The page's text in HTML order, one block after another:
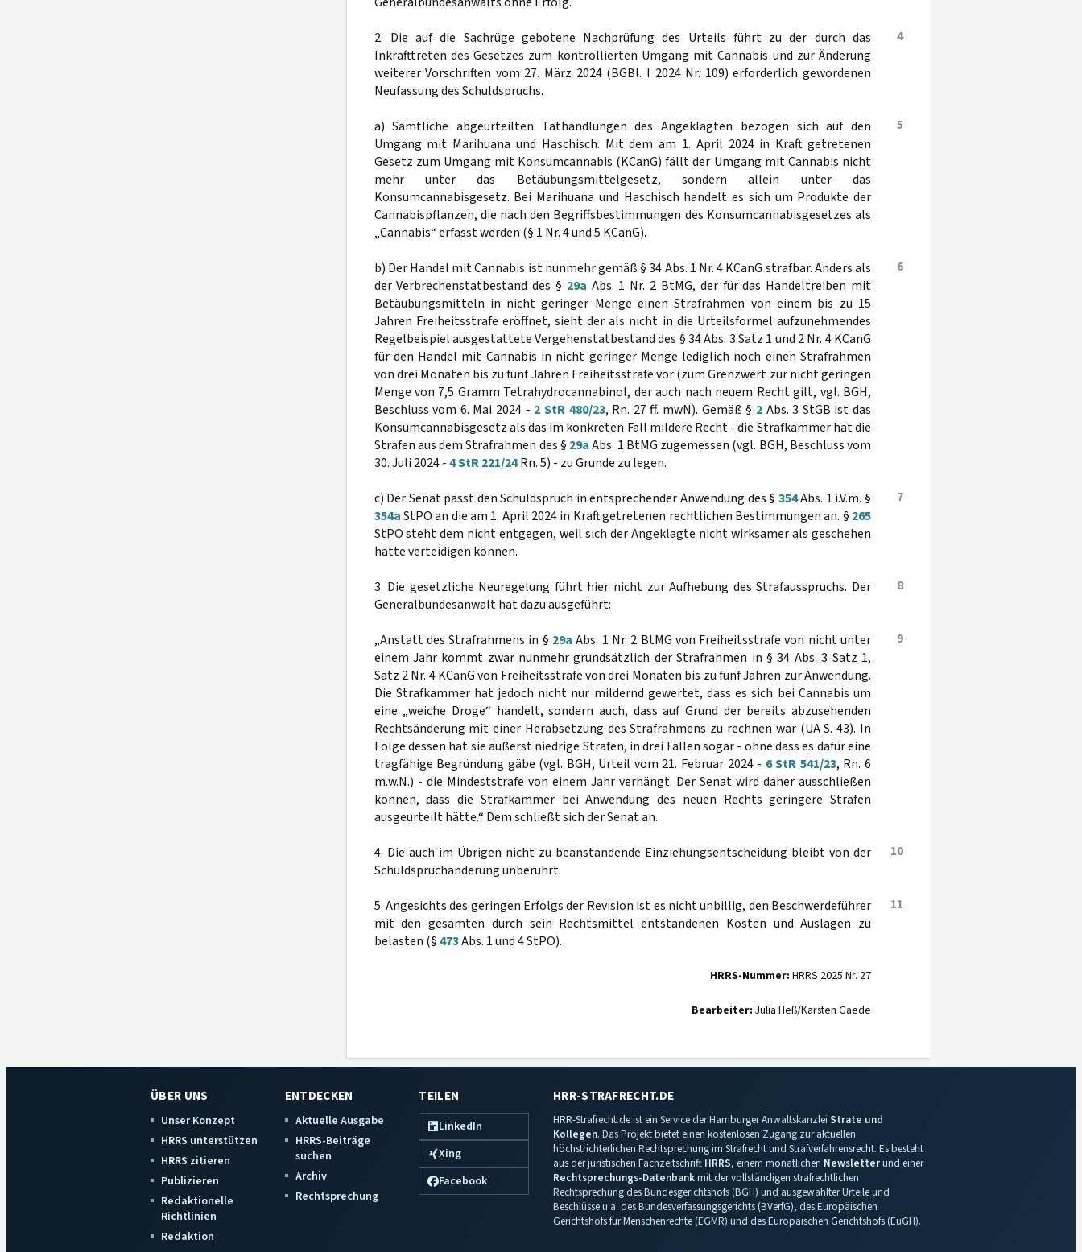
4
2. Die auf die Sachrüge gebotene Nachprüfung des Urteils führt zu der durch das
Inkrafttreten des Gesetzes zum kontrollierten Umgang mit Cannabis und zur Änderung
weiterer Vorschriften vom 27. März 2024 (BGBl. I 2024 Nr. 109) erforderlich gewordenen
Neufassung des Schuldspruchs.
5
a) Sämtliche abgeurteilten Tathandlungen des Angeklagten bezogen sich auf den
Umgang mit Marihuana und Haschisch. Mit dem am 1. April 2024 in Kraft getretenen
Gesetz zum Umgang mit Konsumcannabis (KCanG) fällt der Umgang mit Cannabis nicht
mehr unter das Betäubungsmittelgesetz, sondern allein unter das
Konsumcannabisgesetz. Bei Marihuana und Haschisch handelt es sich um Produkte der
Cannabispflanzen, die nach den Begriffsbestimmungen des Konsumcannabisgesetzes als
„Cannabis“ erfasst werden (§ 1 Nr. 4 und 5 KCanG).
6
b) Der Handel mit Cannabis ist nunmehr gemäß § 34 Abs. 1 Nr. 4 KCanG strafbar. Anders als
der Verbrechenstatbestand des § 29a Abs. 1 Nr. 2 BtMG, der für das Handeltreiben mit
Betäubungsmitteln in nicht geringer Menge einen Strafrahmen von einem bis zu 15
Jahren Freiheitsstrafe eröffnet, sieht der als nicht in die Urteilsformel aufzunehmendes
Regelbeispiel ausgestattete Vergehenstatbestand des § 34 Abs. 3 Satz 1 und 2 Nr. 4 KCanG
für den Handel mit Cannabis in nicht geringer Menge lediglich noch einen Strafrahmen
von drei Monaten bis zu fünf Jahren Freiheitsstrafe vor (zum Grenzwert zur nicht geringen
Menge von 7,5 Gramm Tetrahydrocannabinol, der auch nach neuem Recht gilt, vgl. BGH,
Beschluss vom 6. Mai 2024 - 2 StR 480/23, Rn. 27 ff. mwN). Gemäß § 2Abs. 3 StGB ist das
Konsumcannabisgesetz als das im konkreten Fall mildere Recht - die Strafkammer hat die
Strafen aus dem Strafrahmen des § 29aAbs. 1 BtMG zugemessen (vgl. BGH, Beschluss vom
30. Juli 2024 -4 StR 221/24Rn. 5) - zu Grunde zu legen.
7
c) Der Senat passt den Schuldspruch in entsprechender Anwendung des § 354Abs. 1 i.V.m. §
354aStPO an die am 1. April 2024 in Kraft getretenen rechtlichen Bestimmungen an. § 265
StPO steht dem nicht entgegen, weil sich der Angeklagte nicht wirksamer als geschehen
hätte verteidigen können.
8
3. Die gesetzliche Neuregelung führt hier nicht zur Aufhebung des Strafausspruchs. Der
Generalbundesanwalt hat dazu ausgeführt:
9
„Anstatt des Strafrahmens in § 29a Abs. 1 Nr. 2 BtMG von Freiheitsstrafe von nicht unter
einem Jahr kommt zwar nunmehr grundsätzlich der Strafrahmen in § 34 Abs. 3 Satz 1,
Satz 2 Nr. 4 KCanG von Freiheitsstrafe von drei Monaten bis zu fünf Jahren zur Anwendung.
Die Strafkammer hat jedoch nicht nur mildernd gewertet, dass es sich bei Cannabis um
eine „weiche Droge“ handelt, sondern auch, dass auf Grund der bereits abzusehenden
Rechtsänderung mit einer Herabsetzung des Strafrahmens zu rechnen war (UA S. 43). In
Folge dessen hat sie äußerst niedrige Strafen, in drei Fällen sogar - ohne dass es dafür eine
tragfähige Begründung gäbe (vgl. BGH, Urteil vom 21. Februar 2024 - 6 StR 541/23, Rn. 6
m.w.N.) - die Mindeststrafe von einem Jahr verhängt. Der Senat wird daher ausschließen
können, dass die Strafkammer bei Anwendung des neuen Rechts geringere Strafen
ausgeurteilt hätte.“ Dem schließt sich der Senat an.
10
4. Die auch im Übrigen nicht zu beanstandende Einziehungsentscheidung bleibt von der
Schuldspruchänderung unberührt.
11
5. Angesichts des geringen Erfolgs der Revision ist es nicht unbillig, den Beschwerdeführer
mit den gesamten durch sein Rechtsmittel entstandenen Kosten und Auslagen zu
belasten (§473Abs. 1 und 4 StPO).
HRRS-Nummer: HRRS 2025 Nr. 27
Bearbeiter: Julia Heß/Karsten Gaede
ÜBER UNS
Unser Konzept
HRRS unterstützen
HRRS zitieren
Publizieren
Redaktionelle
Richtlinien
Redaktion
ENTDECKEN
Aktuelle Ausgabe
HRRS-Beiträge
suchen
Archiv
Rechtsprechung
TEILEN
LinkedIn
Xing
Facebook
HRR-STRAFRECHT.DE
HRR-Strafrecht.de ist ein Service der Hamburger Anwaltskanzlei Strate und
Kollegen. Das Projekt bietet einen kostenlosen Zugang zur aktuellen
höchstrichterlichen Rechtsprechung im Strafrecht und Strafverfahrensrecht. Es besteht
aus der juristischen Fachzeitschrift HRRS, einem monatlichen Newsletterund einer
Rechtsprechungs-Datenbankmit der vollständigen strafrechtlichen
Rechtsprechung des Bundesgerichtshofs (BGH) und ausgewählter Urteile und
Beschlüsse u.a. des Bundesverfassungsgerichts (BVerfG), des Europäischen
Gerichtshofs für Menschenrechte (EGMR) und des Europäischen Gerichtshofs (EuGH).